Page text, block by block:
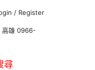
/ Register
高雄 0966-
尋